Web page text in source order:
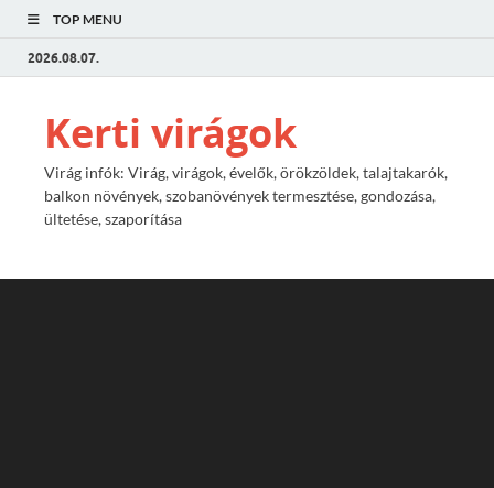
TOP MENU
2026.08.07.
Kerti virágok
Virág infók: Virág, virágok, évelők, örökzöldek, talajtakarók,
balkon növények, szobanövények termesztése, gondozása,
ültetése, szaporítása